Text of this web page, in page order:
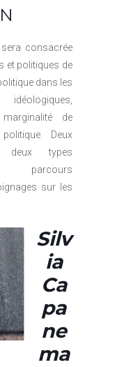
consacrée
et politiques de
dans les
de
Deux
deux types
parcours
sur les
Silv
ia
Ca
pa
ne
ma